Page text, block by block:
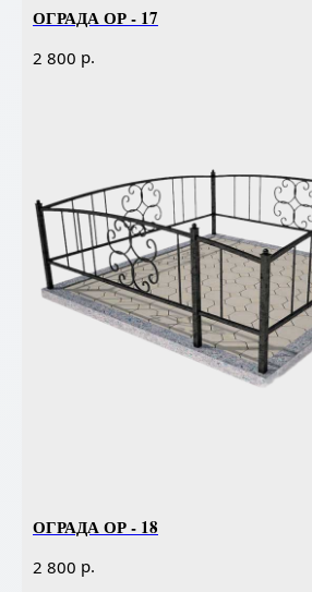
ОГРАДА ОР - 17
2 800 р.
ОГРАДА ОР - 18
2 800 р.